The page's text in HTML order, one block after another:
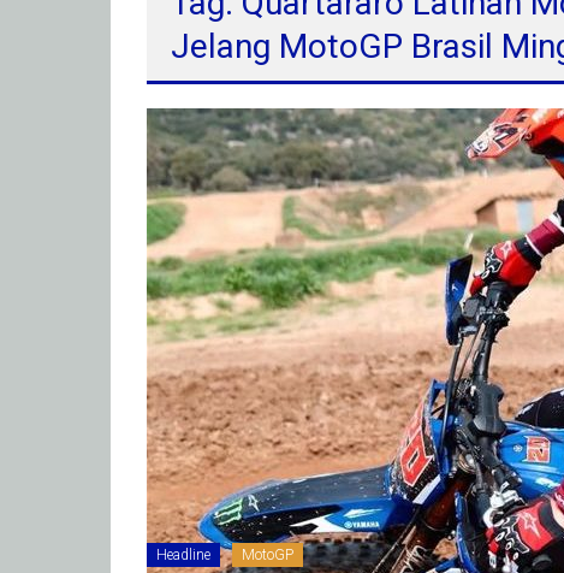
Jelang MotoGP Brasil
Headline MotoGP